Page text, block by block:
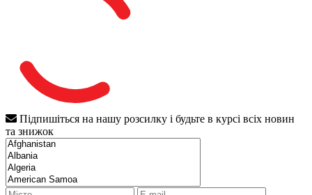
Підпишіться на нашу розсилку і будьте в курсі всіх новин
та знижок